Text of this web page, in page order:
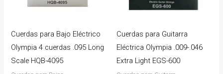
Cuerdas para Bajo Eléctrico
Olympia 4 cuerdas .095 Long
Scale HQB-4095
Cuerdas para Guitarra
Eléctrica Olympia .009-.046
Extra Light EGS-600